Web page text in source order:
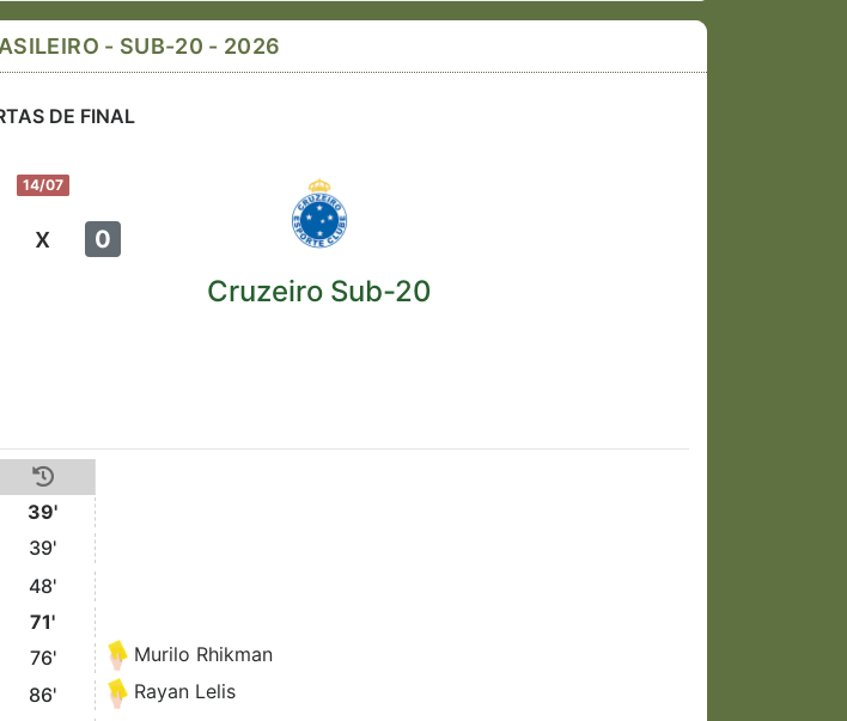
- SUB-20 - 2026
DE FINAL
14/07
x 0
Cruzeiro Sub-20
39'
39'
48'
71'
76'
Murilo Rhikman
86'
Rayan Lelis